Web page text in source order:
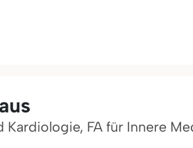
Kardiologie, FA für Innere